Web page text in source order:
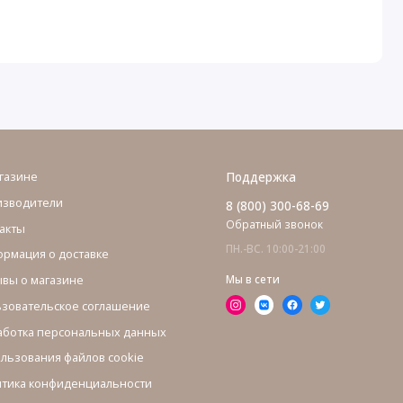
о доставке
о магазине
соглашение
персональных данных
файлов cookie
конфиденциальности
Поддержка
8 (800) 300-68-69
Обратный звонок
ПН.-ВС. 10:00-21:00
Мы в сети